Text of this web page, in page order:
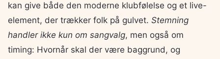
kan give både den moderne klubfølelse og et live-
element, der trækker folk på gulvet. Stemning
handler ikke kun om sangvalg, men også om
timing: Hvornår skal der være baggrund, og